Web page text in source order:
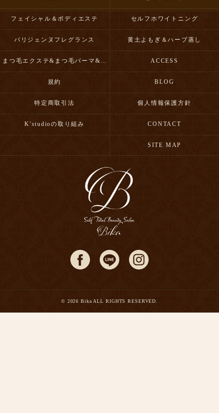
フェイシャル＆ボディエステ セルフホワイトニング
パリジェンヌフレグランス 黄土よもぎ＆ハーブ蒸し
まつ毛エクステ&まつ毛パーマ&眉毛スタイリング ACCESS
規約 BLOG
特定商取引法 個人情報保護方針
K'studioの取り組み CONTACT
SITE MAP
© 2026 Bika ALL RIGHTS RESERVED.